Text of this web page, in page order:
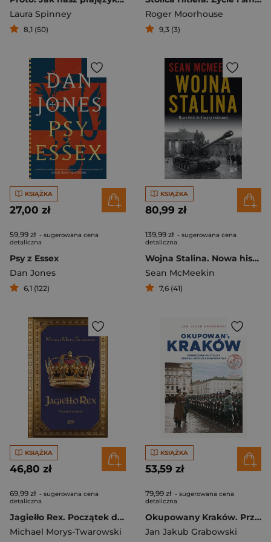
Laura Spinney
8,1 (50)
Roger Moorhouse
9,3 (3)
KSIĄŻKA
27,00 zł
59,99 zł - sugerowana cena
detaliczna
Psy z Essex
Dan Jones
6,1 (122)
KSIĄŻKA
80,99 zł
139,99 zł - sugerowana cena
detaliczna
Wojna Stalina. Nowa historia II wojny światowej
Sean McMeekin
7,6 (41)
KSIĄŻKA
46,80 zł
69,99 zł - sugerowana cena
detaliczna
Jagiełło Rex. Początek dynastii
Michael Morys-Twarowski
KSIĄŻKA
53,59 zł
79,99 zł - sugerowana cena
detaliczna
Okupowany Kraków. Przewodnik po stolicy Generalnego Gubernatorstwa
Jan Jakub Grabowski